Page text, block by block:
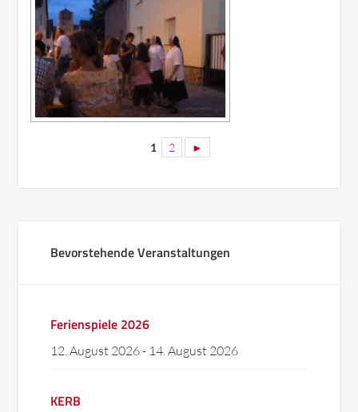
1 2 ►
Bevorstehende Veranstaltungen
Ferienspiele 2026
12. August 2026- 14. August 2026
KERB